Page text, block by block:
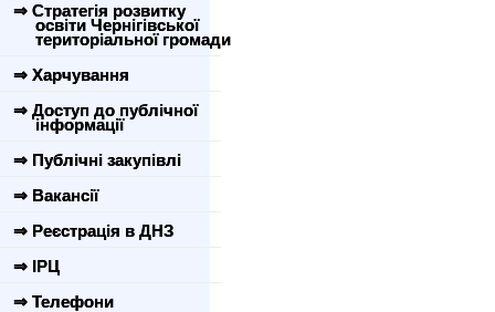
⇒ Стратегія розвитку
освіти Чернігівської
територіальної громади
⇒ Харчування
⇒ Доступ до публічної
інформації
⇒ Публічні закупівлі
⇒ Вакансії
⇒ Реєстрація в ДНЗ
⇒ ІРЦ
⇒ Телефони